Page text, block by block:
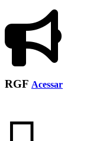
RGF Acessar